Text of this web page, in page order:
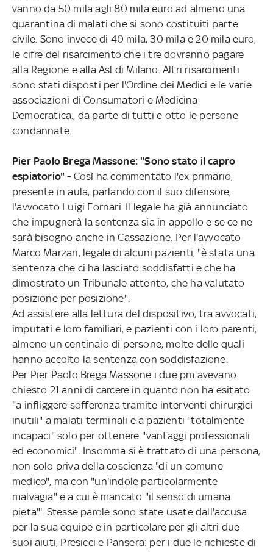
vanno da 50 mila agli 80 mila euro ad almeno una
quarantina di malati che si sono costituiti parte
civile. Sono invece di 40 mila, 30 mila e 20 mila euro,
le cifre del risarcimento che i tre dovranno pagare
alla Regione e alla Asl di Milano. Altri risarcimenti
sono stati disposti per l'Ordine dei Medici e le varie
associazioni di Consumatori e Medicina
Democratica., da parte di tutti e otto le persone
condannate.
Pier Paolo Brega Massone: "Sono stato il capro
espiatorio" - Così ha commentato l'ex primario,
presente in aula, parlando con il suo difensore,
l'avvocato Luigi Fornari. Il legale ha già annunciato
che impugnerà la sentenza sia in appello e se ce ne
sarà bisogno anche in Cassazione. Per l'avvocato
Marco Marzari, legale di alcuni pazienti, "è stata una
sentenza che ci ha lasciato soddisfatti e che ha
dimostrato un Tribunale attento, che ha valutato
posizione per posizione".
Ad assistere alla lettura del dispositivo, tra avvocati,
imputati e loro familiari, e pazienti con i loro parenti,
almeno un centinaio di persone, molte delle quali
hanno accolto la sentenza con soddisfazione.
Per Pier Paolo Brega Massone i due pm avevano
chiesto 21 anni di carcere in quanto non ha esitato
"a infliggere sofferenza tramite interventi chirurgici
inutili" a malati terminali e a pazienti "totalmente
incapaci" solo per ottenere "vantaggi professionali
ed economici". Insomma si è trattato di una persona,
non solo priva della coscienza "di un comune
medico", ma con "un'indole particolarmente
malvagia" e a cui è mancato "il senso di umana
pieta"'. Stesse parole sono state usate dall'accusa
per la sua equipe e in particolare per gli altri due
suoi aiuti, Presicci e Pansera: per i due le richieste di